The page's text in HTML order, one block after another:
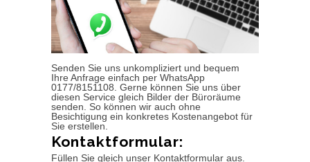
Senden Sie uns unkompliziert und bequem
Ihre Anfrage einfach per WhatsApp
0177/8151108. Gerne können Sie uns über
diesen Service gleich Bilder der Büroräume
senden. So können wir auch ohne
Besichtigung ein konkretes Kostenangebot für
Sie erstellen.
Kontaktformular:
Füllen Sie gleich unser Kontaktformular aus.